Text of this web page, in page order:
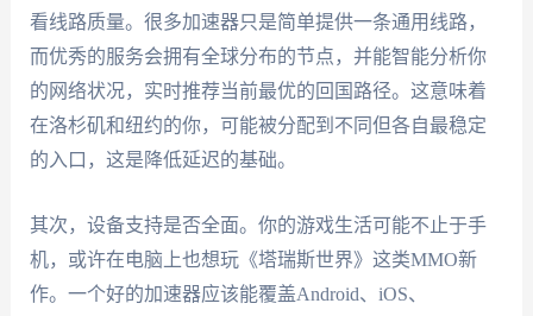
看线路质量。很多加速器只是简单提供一条通用线路，
而优秀的服务会拥有全球分布的节点，并能智能分析你
的网络状况，实时推荐当前最优的回国路径。这意味着
在洛杉矶和纽约的你，可能被分配到不同但各自最稳定
的入口，这是降低延迟的基础。
其次，设备支持是否全面。你的游戏生活可能不止于手
机，或许在电脑上也想玩《塔瑞斯世界》这类MMO新
作。一个好的加速器应该能覆盖Android、iOS、